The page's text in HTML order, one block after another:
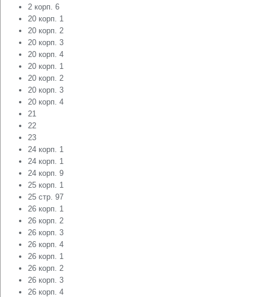
2 корп. 6
20 корп. 1
20 корп. 2
20 корп. 3
20 корп. 4
20 корп. 1
20 корп. 2
20 корп. 3
20 корп. 4
21
22
23
24 корп. 1
24 корп. 1
24 корп. 9
25 корп. 1
25 стр. 97
26 корп. 1
26 корп. 2
26 корп. 3
26 корп. 4
26 корп. 1
26 корп. 2
26 корп. 3
26 корп. 4